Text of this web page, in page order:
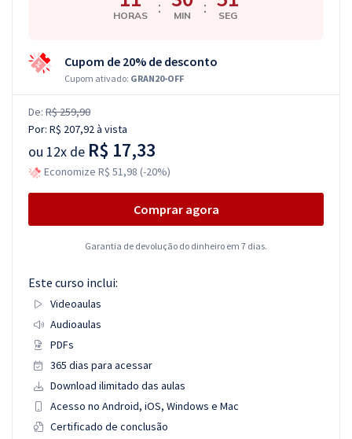
HORAS : MIN : SEG
Cupom de 20% de desconto
Cupom ativado: GRAN20-OFF
De: R$ 259,90
Por: R$ 207,92à vista
ou 12x de R$ 17,33
Economize R$ 51,98 (-20%)
Comprar agora
Garantia de devolução do dinheiro em 7 dias.
Este curso inclui:
Videoaulas
Audioaulas
PDFs
365 dias para acessar
Download ilimitado das aulas
Acesso no Android, iOS, Windows e Mac
Certificado de conclusão